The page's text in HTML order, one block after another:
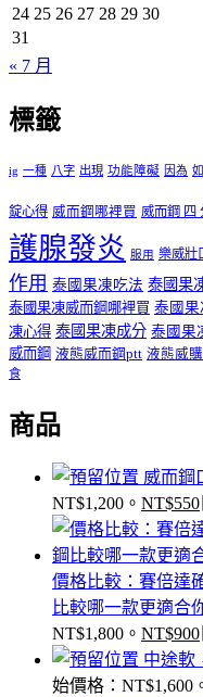
24 25 26 27 28 29 30
31
« 7 月
標籤
ig 一種 八字 出現 功能障礙 因為
錠心得 威而鋼哪裡買 威而鋼 四
護腺發炎
服用 樂威壯
作用 泰國果凍吃法 泰國果
泰國果凍威而鋼哪裡買 泰國果
凍心得 泰國果凍成分 泰國果
威而鋼 液態威而鋼ptt 液態威
食
商品
威而鋼
NT$1,200。 NT$550
價格比較：賽倍達
比較哪一款更適合
NT$1,800。 NT$900
中途軟
始價格：NT$1,600